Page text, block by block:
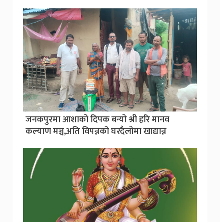
जनकपुरमा आशाको दिपक बन्यो श्री हरि मानव
कल्याण मञ्च,अति विपन्नको घरदैलोमा खाद्यान्न